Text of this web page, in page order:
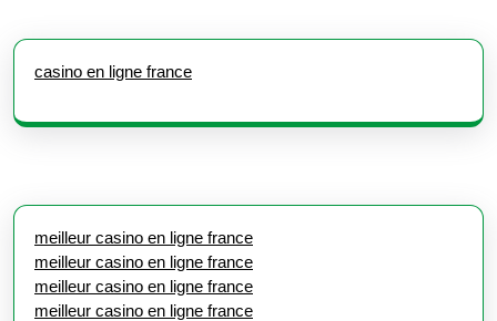
casino en ligne france
meilleur casino en ligne france
meilleur casino en ligne france
meilleur casino en ligne france
meilleur casino en ligne france